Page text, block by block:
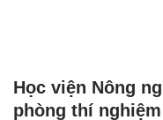
Học viện Nông
phòng thí